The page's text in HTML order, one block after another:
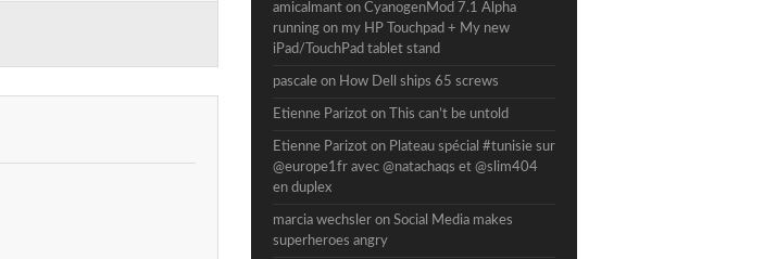
amicalmant on CyanogenMod 7.1 Alpha
running on my HP Touchpad + My new
iPad/TouchPad tablet stand
pascale on How Dell ships 65 screws
Etienne Parizot on This can’t be untold
Etienne Parizot on Plateau spécial #tunisie sur
@europe1fr avec @natachaqs et @slim404
en duplex
marcia wechsler on Social Media makes
superheroes angry